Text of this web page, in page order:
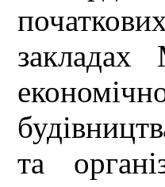
закладах
та